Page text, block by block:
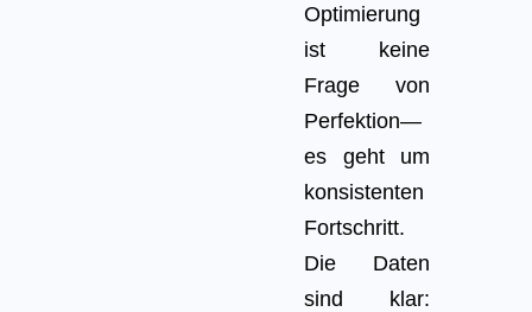
Optimierung
ist keine
Frage von
Perfektion—
es geht um
konsistenten
Fortschritt.
Die Daten
sind klar: